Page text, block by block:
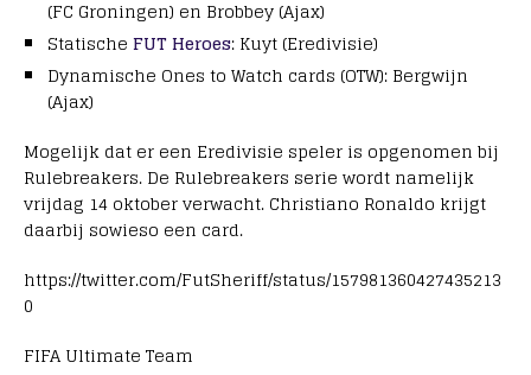
(FC Groningen) en Brobbey (Ajax)
Statische FUT Heroes: Kuyt (Eredivisie)
Dynamische Ones to Watch cards (OTW): Bergwijn
(Ajax)
Mogelijk dat er een Eredivisie speler is opgenomen bij
Rulebreakers. De Rulebreakers serie wordt namelijk
vrijdag 14 oktober verwacht. Christiano Ronaldo krijgt
daarbij sowieso een card.
https://twitter.com/FutSheriff/status/157981360427435213
0
FIFA Ultimate Team